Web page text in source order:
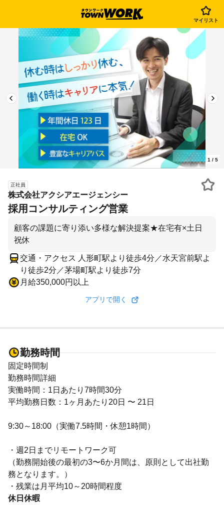
マイリスト
1 / 5
正社員
株式会社アクシアエージェンシー
採用コンサルティング営業
顧客の課題に寄り添い多様な解決提案★在宅有×土日
祝休
交通・アクセス 人形町駅より徒歩4分／水天宮前駅よ
り徒歩2分／茅場町駅より徒歩7分
月給350,000円以上
アプリで開く
勤務時間
固定時間制
勤務時間詳細
実働時間：1日あたり7時間30分
平均勤務日数：1ヶ月あたり20日 〜 21日
9:30～18:00（実働7.5時間・休憩1時間）
・週2日までリモートワーク可
（勤務開始後の最初の3〜6か月間は、原則として出社勤
務となります。）
・残業は月平均10～20時間程度
休日休暇